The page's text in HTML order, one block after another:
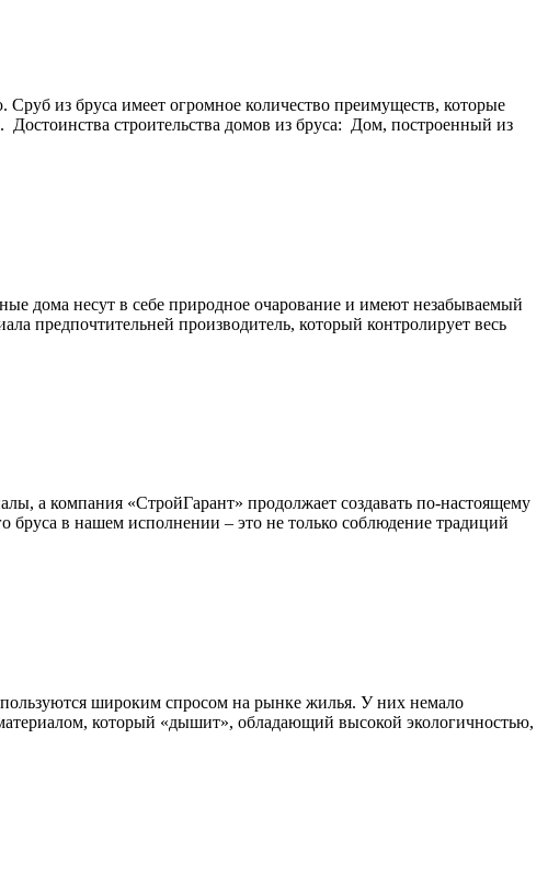
из бруса имеет огромное количество преимуществ, которые
Достоинства строительства домов из бруса: Дом, построенный из
дома несут в себе природное очарование и имеют незабываемый
предпочтительней производитель, который контролирует весь
а компания «СтройГарант» продолжает создавать по-настоящему
в нашем исполнении – это не только соблюдение традиций
широким спросом на рынке жилья. У них немало
который «дышит», обладающий высокой экологичностью,